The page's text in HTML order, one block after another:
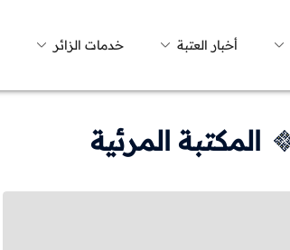
أخبار العتبة خدمات الزائر
المكتبة المرئية